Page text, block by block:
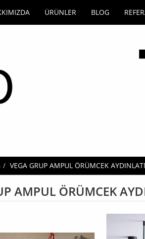
ÜRÜNLER BLOG
VEGA GRUP AMPUL ÖRÜMCEK
AMPUL ÖRÜMCEK